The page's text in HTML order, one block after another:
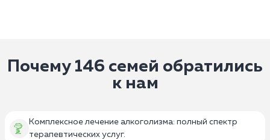
Почему 146 семей обратились
к нам
Комплексное лечение алкоголизма: полный спектр
терапевтических услуг.